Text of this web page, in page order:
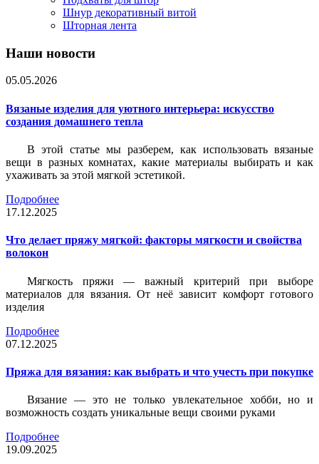
Шнур декоративный витой
Шторная лента
Наши новости
05.05.2026
Вязаные изделия для уютного интерьера: искусство
создания домашнего тепла
В этой статье мы разберем, как использовать вязаные
вещи в разных комнатах, какие материалы выбирать и как
ухаживать за этой мягкой эстетикой.
Подробнее
17.12.2025
Что делает пряжу мягкой: факторы мягкости и свойства
волокон
Мягкость пряжи — важный критерий при выборе
материалов для вязания. От неё зависит комфорт готового
изделия
Подробнее
07.12.2025
Пряжа для вязания: как выбрать и что учесть при покупке
Вязание — это не только увлекательное хобби, но и
возможность создать уникальные вещи своими руками
Подробнее
19.09.2025